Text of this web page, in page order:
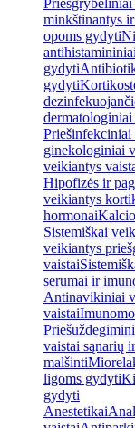
minkštinantys
opoms gydyti
gydyti
gydyti
dermatologiniai
ginekologiniai
veikiantys
Hipofizės ir
veikiantys
hormonai
Sistemiškai
veikiantys
vaistai
serumai ir
Antinavikiniai
vaistai
vaistai sąnarių
malšinti
ligoms gydyti
gydyti
Anestetikai